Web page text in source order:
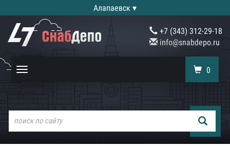
Алапаевск ▾
+7 (343) 312-29-18
info@snabdepo.ru
Toggle
0